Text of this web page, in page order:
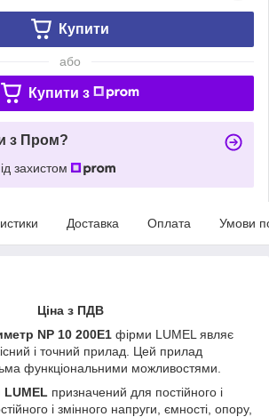
Купити
або
Купити з
з Пром?
захистом
Доставка Оплата Умови
Ціна з ПДВ
NP 10 200Е1 фірми LUMEL являє
і точний прилад. Цей прилад
функціональними можливостями.
LUMEL призначений для постійного і
і змінного напруги, ємності, опору,